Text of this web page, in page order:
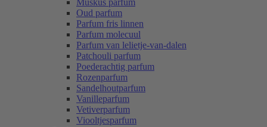
Muskus parfum
Oud parfum
Parfum fris linnen
Parfum molecuul
Parfum van lelietje-van-dalen
Patchouli parfum
Poederachtig parfum
Rozenparfum
Sandelhoutparfum
Vanilleparfum
Vetiverparfum
Viooltjesparfum